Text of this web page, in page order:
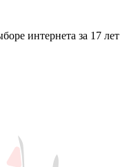
интернета за 17 лет